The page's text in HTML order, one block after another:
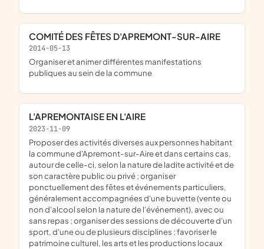
COMITÉ DES FÊTES D'APREMONT-SUR-AIRE
2014-05-13
organiser et animer différentes manifestations
publiques au sein de la commune
L'APREMONTAISE EN L'AIRE
2023-11-09
proposer des activités diverses aux personnes habitant
la commune d'Apremont-sur-Aire et dans certains cas,
autour de celle-ci, selon la nature de ladite activité et de
son caractère public ou privé ; organiser
ponctuellement des fêtes et événements particuliers,
généralement accompagnées d'une buvette (vente ou
non d'alcool selon la nature de l'événement), avec ou
sans repas ; organiser des sessions de découverte d'un
sport, d'une ou de plusieurs disciplines ; favoriser le
patrimoine culturel, les arts et les productions locaux